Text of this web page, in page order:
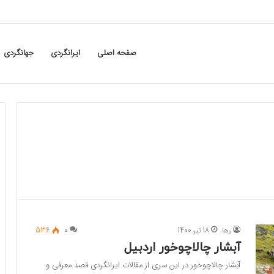
صفحه اصلی ایرانگردی جهانگردی
رها 18 تیر 1400 0
536
آبشار چالاچوخور اردبیل
آبشار چالاچوخور در این سری از مقالات ایرانگردی قصد معرفی و